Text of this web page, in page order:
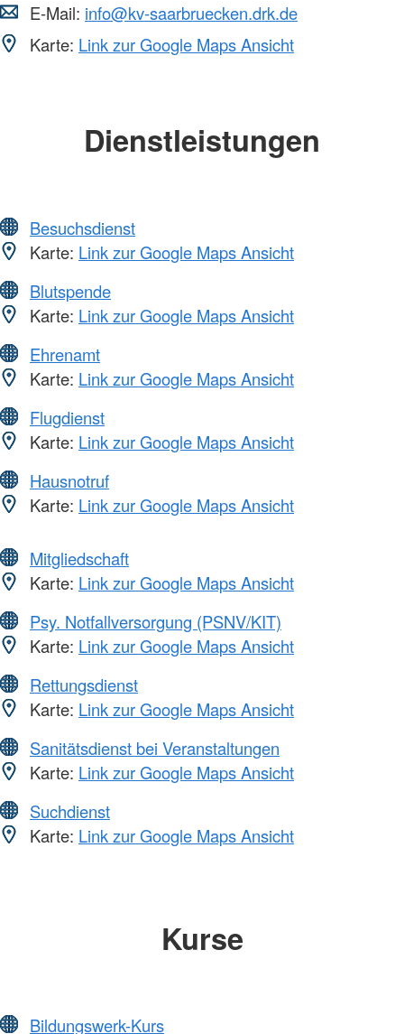
E-Mail: info@kv-saarbruecken.drk.de
Karte: Link zur Google Maps Ansicht
Dienstleistungen
Besuchsdienst
Karte: Link zur Google Maps Ansicht
Blutspende
Karte: Link zur Google Maps Ansicht
Ehrenamt
Karte: Link zur Google Maps Ansicht
Flugdienst
Karte: Link zur Google Maps Ansicht
Hausnotruf
Karte: Link zur Google Maps Ansicht
Mitgliedschaft
Karte: Link zur Google Maps Ansicht
Psy. Notfallversorgung (PSNV/KIT)
Karte: Link zur Google Maps Ansicht
Rettungsdienst
Karte: Link zur Google Maps Ansicht
Sanitätsdienst bei Veranstaltungen
Karte: Link zur Google Maps Ansicht
Suchdienst
Karte: Link zur Google Maps Ansicht
Kurse
Bildungswerk-Kurs